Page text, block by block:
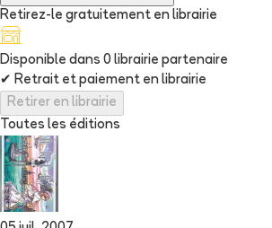
Retirez-le gratuitement en librairie
Disponible dans 0 librairie partenaire
✔ Retrait et paiement en librairie
Retirer en librairie
Toutes les éditions